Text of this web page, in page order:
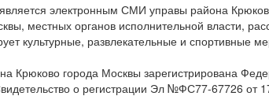
электронным СМИ управы района
местных органов исполнительной власти,
культурные, развлекательные и спортивные
Крюково города Москвы зарегистрирована
о регистрации Эл №ФС77-67726 от